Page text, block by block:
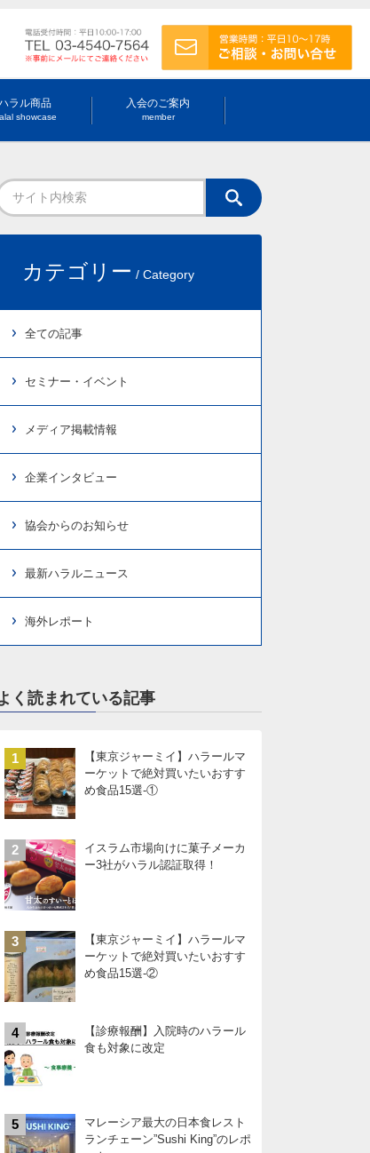
ラル商品
showcase
入会のご案内
member
カテゴリー / Category
全ての記事
セミナー・イベント
メディア掲載情報
企業インタビュー
協会からのお知らせ
最新ハラルニュース
海外レポート
く読まれている記事
1
【東京ジャーミイ】ハラールマ
ーケットで絶対買いたいおすす
め食品15選-①
2
イスラム市場向けに菓子メーカ
ー3社がハラル認証取得！
3
【東京ジャーミイ】ハラールマ
ーケットで絶対買いたいおすす
め食品15選-②
4
【診療報酬】入院時のハラール
食も対象に改定
5
マレーシア最大の日本食レスト
ランチェーン”Sushi King”のレポ